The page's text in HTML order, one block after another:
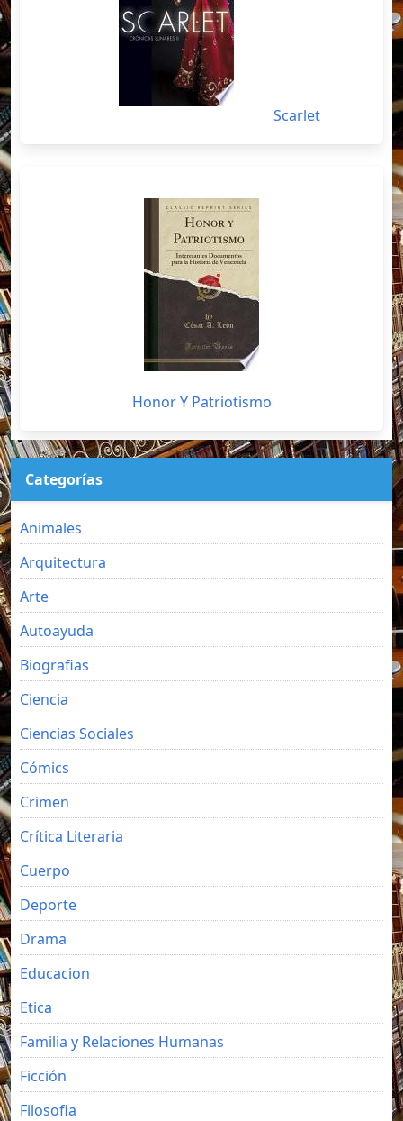
Scarlet
Honor Y Patriotismo
Categorías
Animales
Arquitectura
Arte
Autoayuda
Biografias
Ciencia
Ciencias Sociales
Cómics
Crimen
Crítica Literaria
Cuerpo
Deporte
Drama
Educacion
Etica
Familia y Relaciones Humanas
Ficción
Filosofia